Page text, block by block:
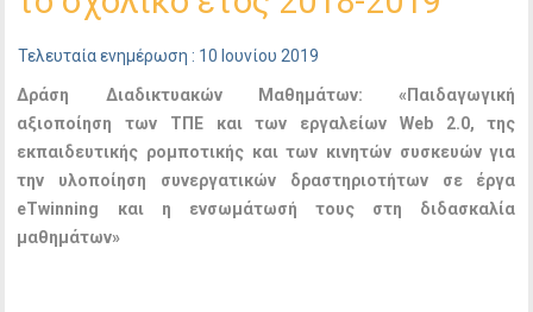
Τελευταία ενημέρωση : 10 Ιουνίου 2019
Δράση Διαδικτυακών Μαθημάτων:«Παιδαγωγική
αξιοποίηση των ΤΠΕ και των εργαλείων Web 2.0, της
εκπαιδευτικής ρομποτικής και των κινητών συσκευών για
την υλοποίηση συνεργατικών δραστηριοτήτων σε έργα
eTwinning και η ενσωμάτωσή τους στη διδασκαλία
μαθημάτων»